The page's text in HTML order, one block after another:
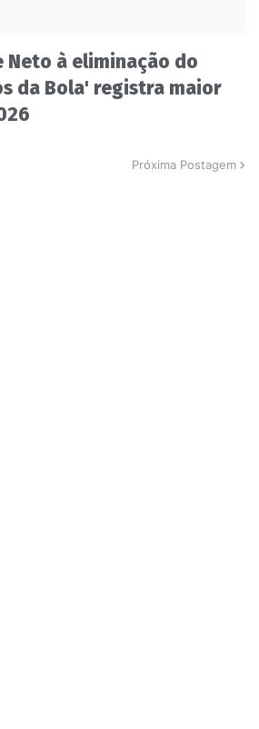
Neto à eliminação do
da Bola' registra maior
Próxima Postagem